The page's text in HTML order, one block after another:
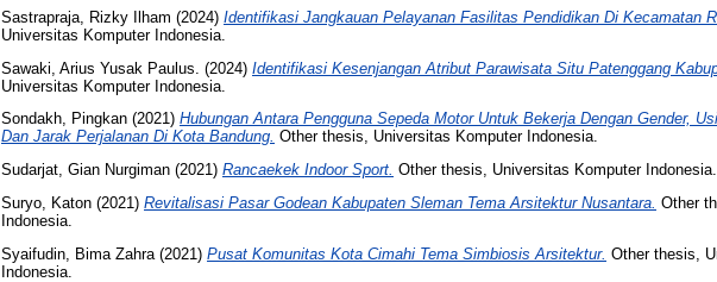
Sastrapraja, Rizky Ilham (2024) Identifikasi Jangkauan Pelayanan Fasilitas Pendidikan Di Kecamatan
Universitas Komputer Indonesia.
Sawaki, Arius Yusak Paulus. (2024) Identifikasi Kesenjangan Atribut Parawisata Situ Patenggang
Universitas Komputer Indonesia.
Sondakh, Pingkan (2021) Hubungan Antara Pengguna Sepeda Motor Untuk Bekerja Dengan Gender,
Dan Jarak Perjalanan Di Kota Bandung. Other thesis, Universitas Komputer Indonesia.
Sudarjat, Gian Nurgiman (2021) Rancaekek Indoor Sport. Other thesis, Universitas Komputer Indonesia.
Suryo, Katon (2021) Revitalisasi Pasar Godean Kabupaten Sleman Tema Arsitektur Nusantara. Other
Indonesia.
Syaifudin, Bima Zahra (2021) Pusat Komunitas Kota Cimahi Tema Simbiosis Arsitektur. Other thesis,
Indonesia.